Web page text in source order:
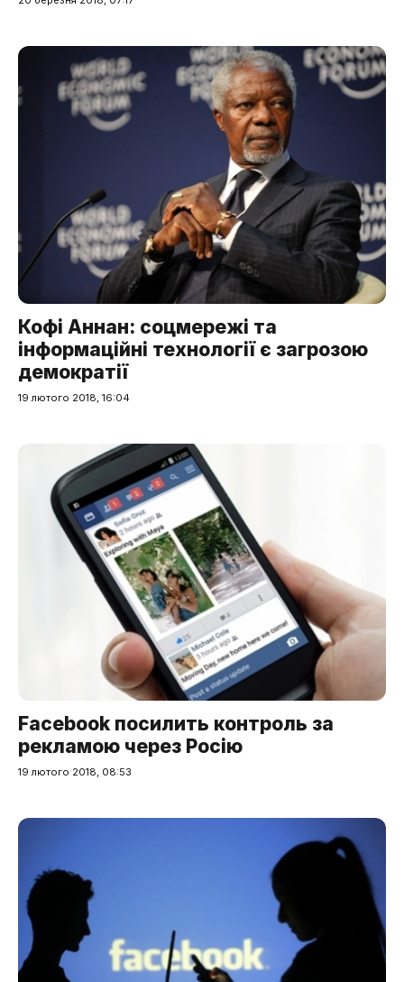
Кофі Аннан: соцмережі та
інформаційні технології є загрозою
демократії
19 лютого 2018, 16:04
Facebook посилить контроль за
рекламою через Росію
19 лютого 2018, 08:53